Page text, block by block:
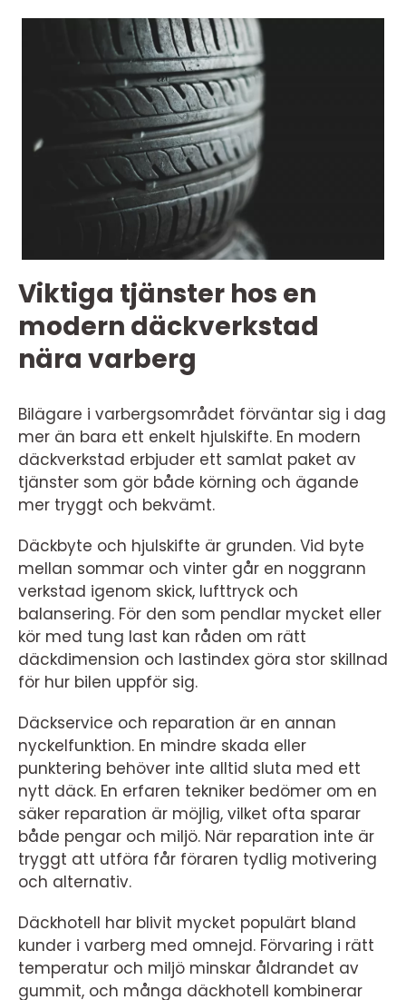
Viktiga tjänster hos en
modern däckverkstad
nära varberg
Bilägare i varbergsområdet förväntar sig i dag
mer än bara ett enkelt hjulskifte. En modern
däckverkstad erbjuder ett samlat paket av
tjänster som gör både körning och ägande
mer tryggt och bekvämt.
Däckbyte och hjulskifte är grunden. Vid byte
mellan sommar och vinter går en noggrann
verkstad igenom skick, lufttryck och
balansering. För den som pendlar mycket eller
kör med tung last kan råden om rätt
däckdimension och lastindex göra stor skillnad
för hur bilen uppför sig.
Däckservice och reparation är en annan
nyckelfunktion. En mindre skada eller
punktering behöver inte alltid sluta med ett
nytt däck. En erfaren tekniker bedömer om en
säker reparation är möjlig, vilket ofta sparar
både pengar och miljö. När reparation inte är
tryggt att utföra får föraren tydlig motivering
och alternativ.
Däckhotell har blivit mycket populärt bland
kunder i varberg med omnejd. Förvaring i rätt
temperatur och miljö minskar åldrandet av
gummit, och många däckhotell kombinerar